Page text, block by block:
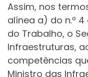
Assim, nos
alínea a) do n.º
do Trabalho, o
Infraestruturas,
competências
Ministro das